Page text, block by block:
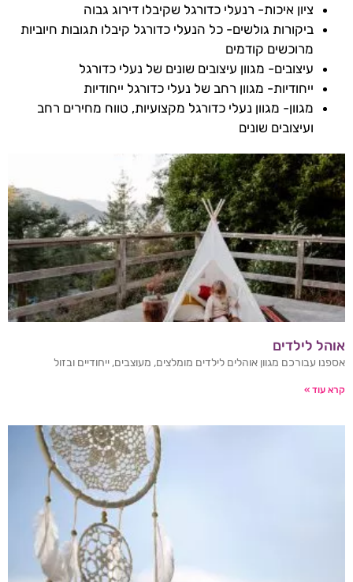
ציון איכות- רנעלי כדורגל שקיבלו דירוג גבוה
ביקורות גולשים- כל הנעלי כדורגל קיבלו תגובות חיוביות
מרוכשים קודמים
עיצובים- מגוון עיצובים שונים של נעלי כדורגל
ייחודיות- מגוון רחב של נעלי כדורגל ייחודיות
מגוון- מגוון נעלי כדורגל מקצועיות, טווח מחירים רחב
ועיצובים שונים
אוהל לילדים
אספנו עבורכם מגוון אוהלים לילדים מומלצים, מעוצבים, ייחודיים ובזול
קרא עוד »